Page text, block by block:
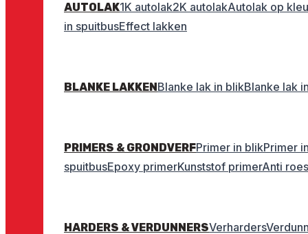
AUTOLAK1K autolak2K autolakAutolak op
in spuitbusEffect lakken
BLANKE LAKKENBlanke lak in blikBlanke lak
PRIMERS & GRONDVERFPrimer in blikPrimer
spuitbusEpoxy primerKunststof primerAnti
HARDERS & VERDUNNERSVerharders